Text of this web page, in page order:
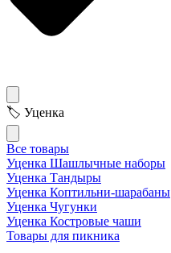
🏷 Уценка
Все товары
Уценка Шашлычные наборы
Уценка Тандыры
Уценка Коптильни-шарабаны
Уценка Чугунки
Уценка Костровые чаши
Товары для пикника